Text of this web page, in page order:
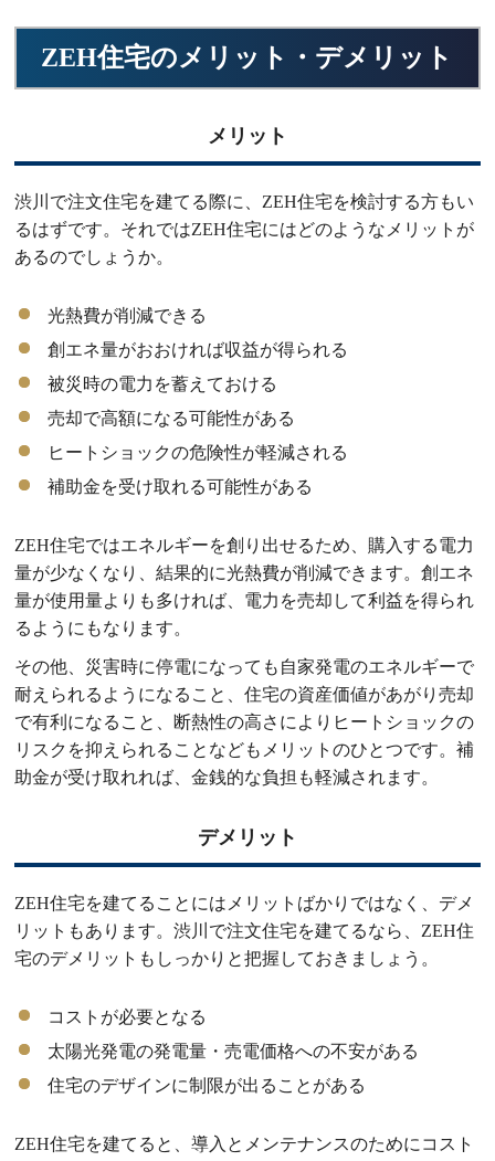
ZEH住宅のメリット・デメリット
メリット
渋川で注文住宅を建てる際に、ZEH住宅を検討する方もい
るはずです。それではZEH住宅にはどのようなメリットが
あるのでしょうか。
光熱費が削減できる
創エネ量がおおければ収益が得られる
被災時の電力を蓄えておける
売却で高額になる可能性がある
ヒートショックの危険性が軽減される
補助金を受け取れる可能性がある
ZEH住宅ではエネルギーを創り出せるため、購入する電力
量が少なくなり、結果的に光熱費が削減できます。創エネ
量が使用量よりも多ければ、電力を売却して利益を得られ
るようにもなります。
その他、災害時に停電になっても自家発電のエネルギーで
耐えられるようになること、住宅の資産価値があがり売却
で有利になること、断熱性の高さによりヒートショックの
リスクを抑えられることなどもメリットのひとつです。補
助金が受け取れれば、金銭的な負担も軽減されます。
デメリット
ZEH住宅を建てることにはメリットばかりではなく、デメ
リットもあります。渋川で注文住宅を建てるなら、ZEH住
宅のデメリットもしっかりと把握しておきましょう。
コストが必要となる
太陽光発電の発電量・売電価格への不安がある
住宅のデザインに制限が出ることがある
ZEH住宅を建てると、導入とメンテナンスのためにコスト